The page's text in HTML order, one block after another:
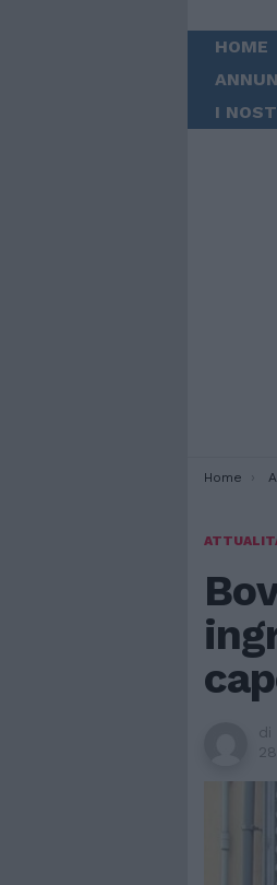
HOME
I
You are
Home
di